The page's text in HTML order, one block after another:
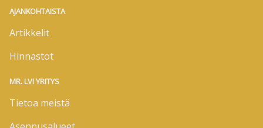
AJANKOHTAISTA
Artikkelit
Hinnastot
MR. LVI YRITYS
Tietoa meistä